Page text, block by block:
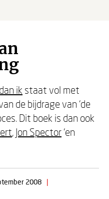
ik staat vol met
de bijdrage van ‘de
Dit boek is dan ook
, Jon Spector‘en
2008
|